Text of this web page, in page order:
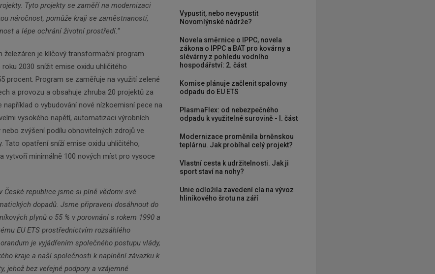
Tyto projekty se zaměří na modernizaci
náročnost, pomůže kraji se zaměstnaností,
a lépe ochrání životní prostředí.“
železáren je klíčový transformační program
roku 2030 snížit emise oxidu uhličitého
procent. Program se zaměřuje na využití zelené
a provozu a obsahuje zhruba 20 projektů za
například o vybudování nové nízkoemisní pece na
vysokého napětí, automatizaci výrobních
zvýšení podílu obnovitelných zdrojů ve
Tato opatření sníží emise oxidu uhličitého,
vytvoří minimálně 100 nových míst pro vysoce
České republice jsme si plně vědomi své
dopadů. Jsme připraveni dosáhnout do
plynů o 55 % v porovnání s rokem 1990 a
EU ETS prostřednictvím rozsáhlého
je vyjádřením společného postupu vlády,
kraje a naší společnosti k naplnění závazku k
jehož bez veřejné podpory a vzájemné
Vypustit, nebo nevypustit
Novomlýnské nádrže?
Novela směrnice o IPPC, novela
zákona o IPPC a BAT pro kovárny a
slévárny z pohledu vodního
hospodářství: 2. část
Komise plánuje začlenit spalovny
odpadu do EU ETS
PlasmaFlex: od nebezpečného
odpadu k využitelné surovině - I. část
Modernizace proměnila brněnskou
teplárnu. Jak probíhal celý projekt?
Vlastní cesta k udržitelnosti. Jak ji
sport staví na nohy?
Unie odložila zavedení cla na vývoz
hliníkového šrotu na září
Newsletter
Zadejte váš email a my Vám budeme zasílat ty
nejdůležitější informace, maximálně 1x týdně.
Odebírat